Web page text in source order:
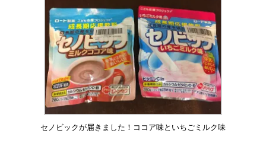
セノビックが届きました！ココア味といちごミルク味